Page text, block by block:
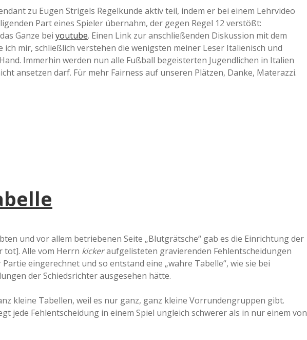
zu Eugen Strigels Regelkunde aktiv teil, indem er bei einem Lehrvideo
Part eines Spieler übernahm, der gegen Regel 12 verstößt:
Ganze bei youtube. Einen Link zur anschließenden Diskussion mit dem
mir, schließlich verstehen die wenigsten meiner Leser Italienisch und
Immerhin werden nun alle Fußball begeisterten Jugendlichen in Italien
ansetzen darf. Für mehr Fairness auf unseren Plätzen, Danke, Materazzi.
und vor allem betriebenen Seite „Blutgrätsche“ gab es die Einrichtung der
tot]. Alle vom Herrn kickeraufgelisteten gravierenden Fehlentscheidungen
eingerechnet und so entstand eine „wahre Tabelle“, wie sie bei
der Schiedsrichter ausgesehen hätte.
kleine Tabellen, weil es nur ganz, ganz kleine Vorrundengruppen gibt.
jede Fehlentscheidung in einem Spiel ungleich schwerer als in nur einem von